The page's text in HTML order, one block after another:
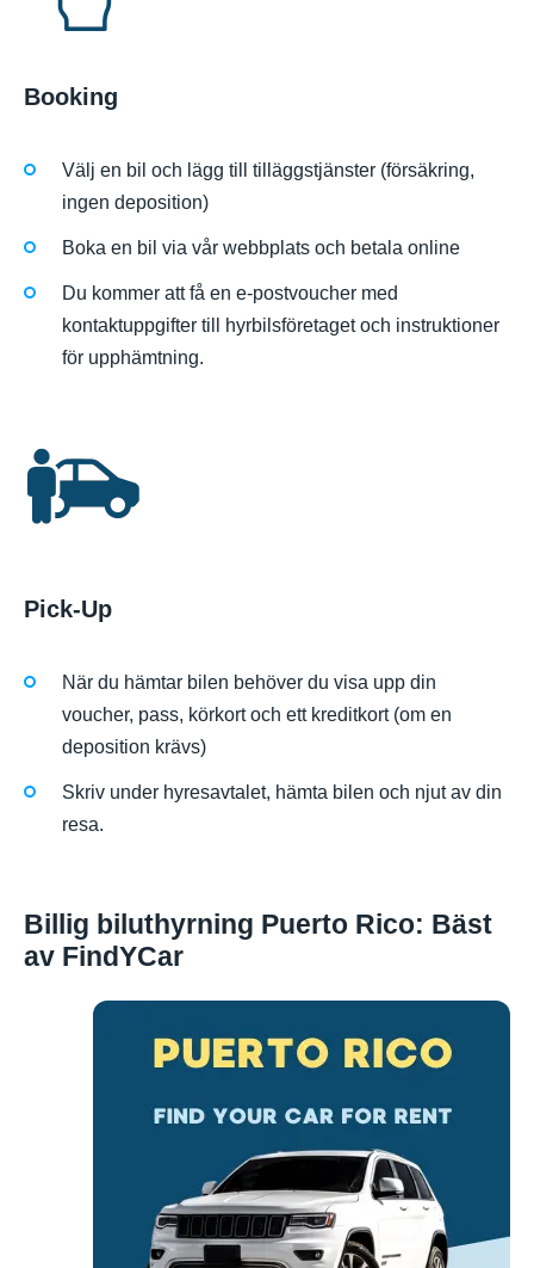
Booking
Välj en bil och lägg till tilläggstjänster (försäkring,
ingen deposition)
Boka en bil via vår webbplats och betala online
Du kommer att få en e-postvoucher med
kontaktuppgifter till hyrbilsföretaget och instruktioner
för upphämtning.
Pick-Up
När du hämtar bilen behöver du visa upp din
voucher, pass, körkort och ett kreditkort (om en
deposition krävs)
Skriv under hyresavtalet, hämta bilen och njut av din
resa.
Billig biluthyrning Puerto Rico: Bäst
av FindYCar